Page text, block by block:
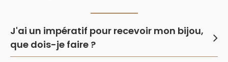
J'ai un impératif pour recevoir mon bijou,
que dois-je faire ?